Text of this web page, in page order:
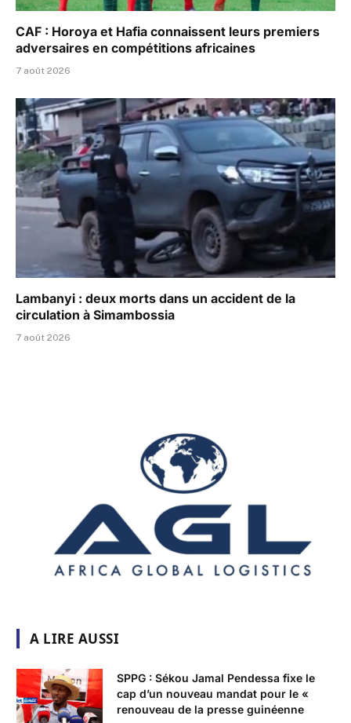
CAF : Horoya et Hafia connaissent leurs premiers
adversaires en compétitions africaines
7 août 2026
Lambanyi : deux morts dans un accident de la
circulation à Simambossia
7 août 2026
A LIRE AUSSI
SPPG : Sékou Jamal Pendessa fixe le
cap d’un nouveau mandat pour le «
renouveau de la presse guinéenne